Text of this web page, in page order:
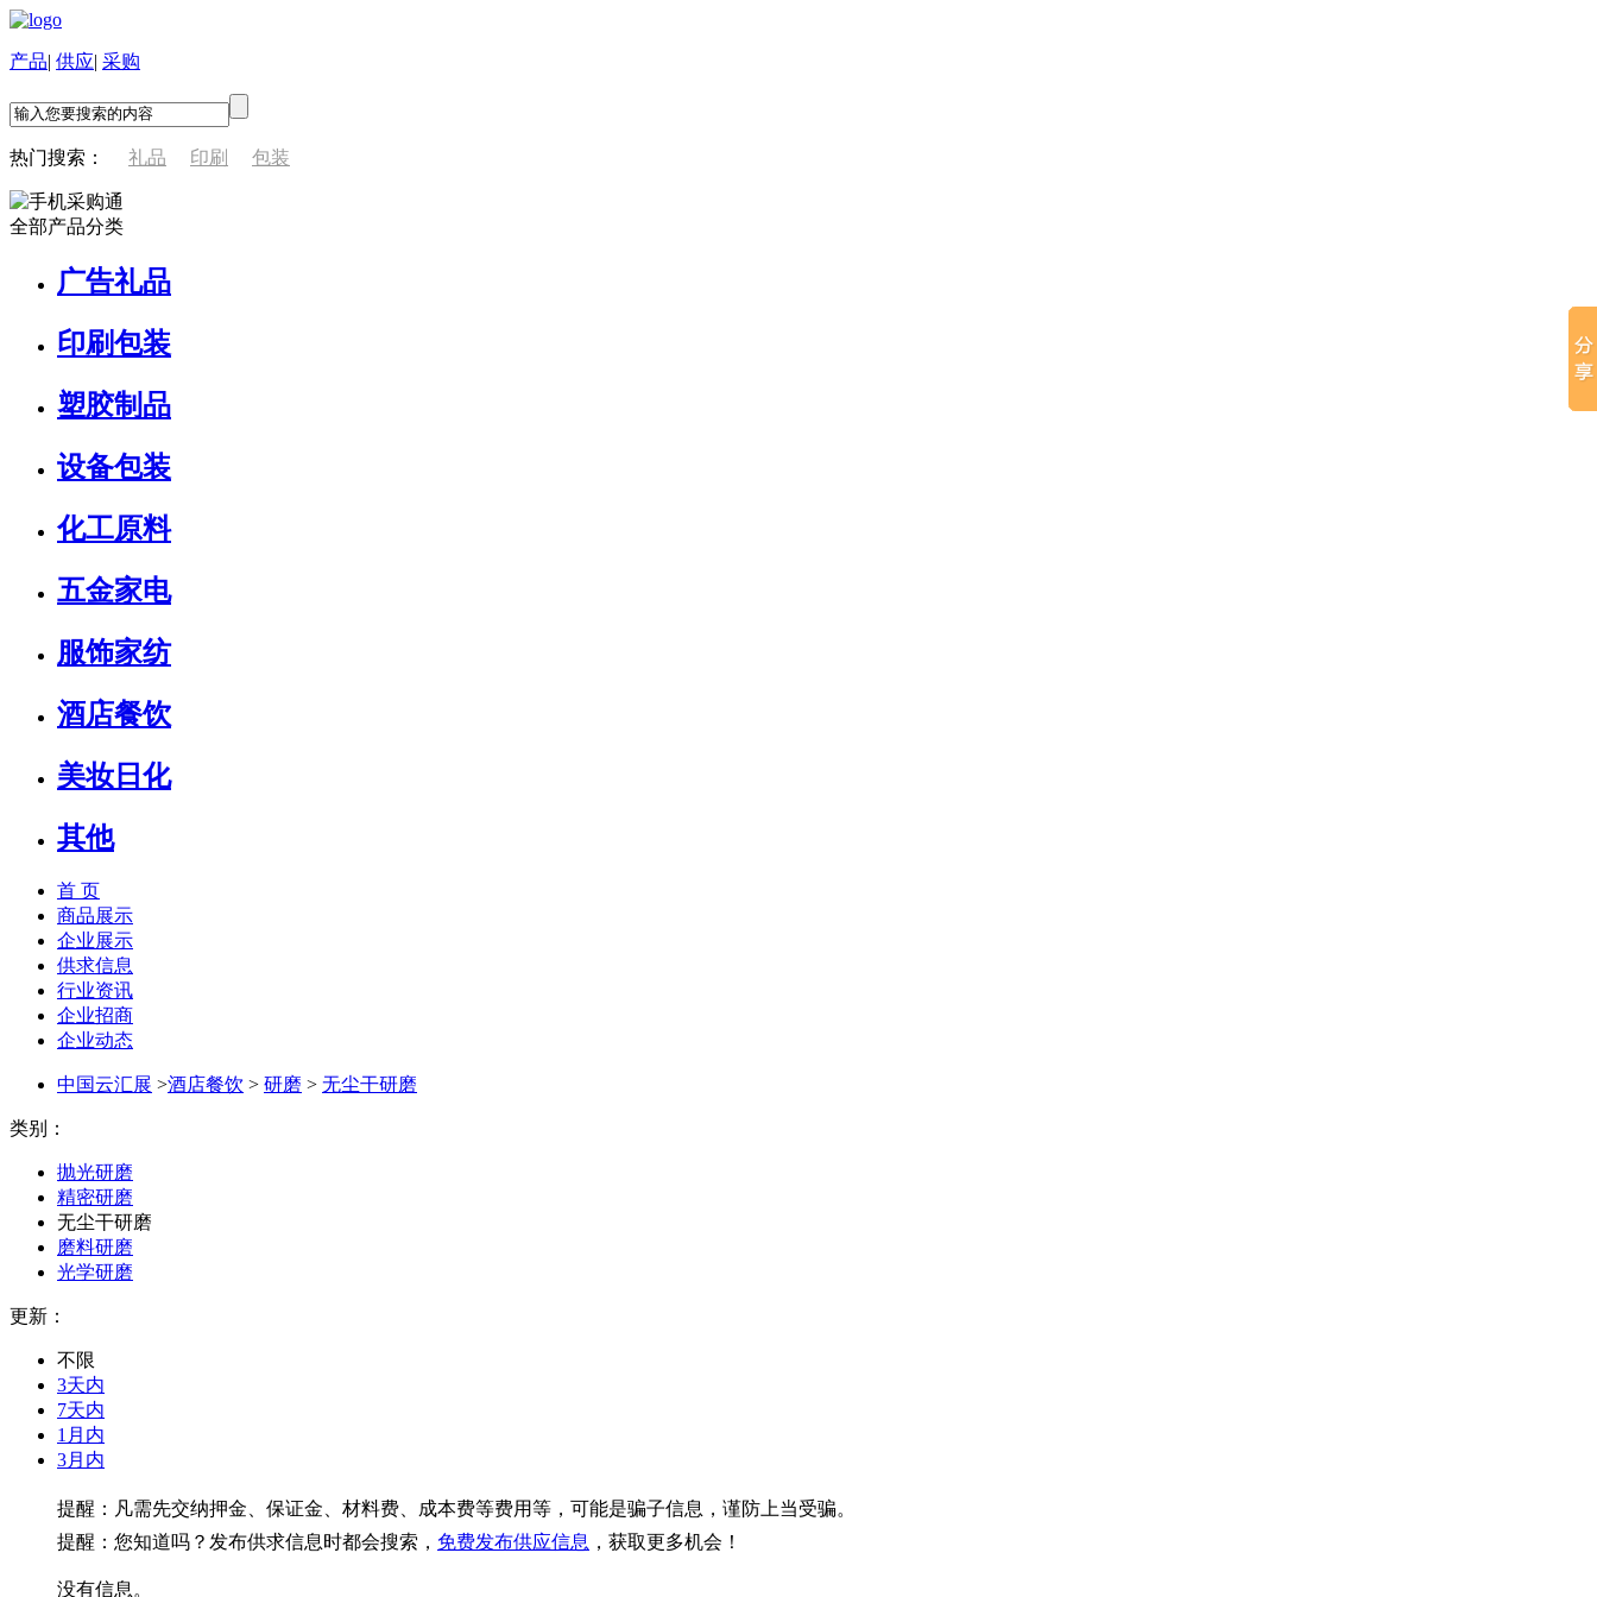
产品| 供应| 采购
热门搜索： 礼品 印刷 包装
全部产品分类
广告礼品
印刷包装
塑胶制品
设备包装
化工原料
五金家电
服饰家纺
酒店餐饮
美妆日化
其他
首 页
商品展示
企业展示
供求信息
行业资讯
企业招商
企业动态
中国云汇展 >酒店餐饮 > 研磨 > 无尘干研磨
类别：
抛光研磨
精密研磨
无尘干研磨
磨料研磨
光学研磨
更新：
不限
3天内
7天内
1月内
3月内
提醒：凡需先交纳押金、保证金、材料费、成本费等费用等，可能是骗子信息，谨防上当受骗。
提醒：您知道吗？发布供求信息时都会搜索， 免费发布供应信息 ，获取更多机会！
没有信息。